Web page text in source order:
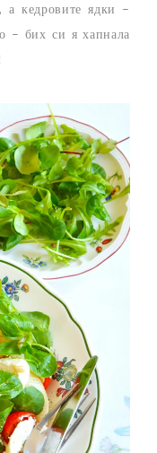
а кедровите ядки –
– бих си я хапнала